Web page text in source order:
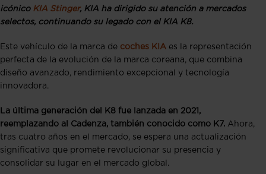
icónico KIA Stinger, KIA ha dirigido su atención a mercados
selectos, continuando su legado con el KIA K8.
Este vehículo de la marca de coches KIA es la representación
perfecta de la evolución de la marca coreana, que combina
diseño avanzado, rendimiento excepcional y tecnología
innovadora.
La última generación del K8 fue lanzada en 2021,
reemplazando al Cadenza, también conocido como K7. Ahora,
tras cuatro años en el mercado, se espera una actualización
significativa que promete revolucionar su presencia y
consolidar su lugar en el mercado global.